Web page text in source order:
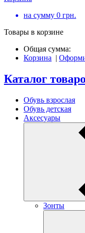
на сумму 0 грн.
Товары в корзине
Общая сумма:
Корзина |
Каталог
Обувь взрослая
Обувь детская
Аксесуары
Зонты